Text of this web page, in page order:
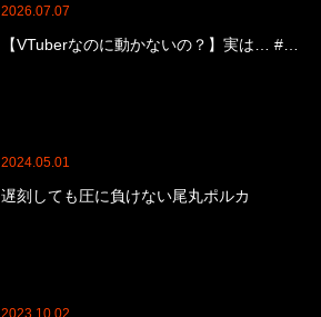
2026.07.07
【VTuberなのに動かないの？】実は… #…
2024.05.01
遅刻しても圧に負けない尾丸ポルカ
2023.10.02